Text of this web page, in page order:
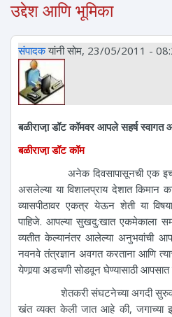
उद्देश आणि भूमिका
संपादकयांनी सोम, 23/05/2011 -
बळीराजा़ डॉट कॉमवर आपले सहर्ष स्वागत
बळीराजा़ डॉट कॉम
अनेक दिवसापासूनची एक इच्छा
असलेल्या या विशालप्राय देशात किमान
व्यासपीठावर एकत्र येऊन शेती या
पाहिजे. आपल्या सुखदु:खात एकमेकाला
व्यतीत केल्यानंतर आलेल्या अनुभवांची
नवनवे तंत्रज्ञान अवगत करताना आणि
येणार्‍या अडचणी सोडवून घेण्यासाठी आपसात
शेतकरी संघटनेच्या अगदी
खंत व्यक्त केली जात आहे की, जगाच्या